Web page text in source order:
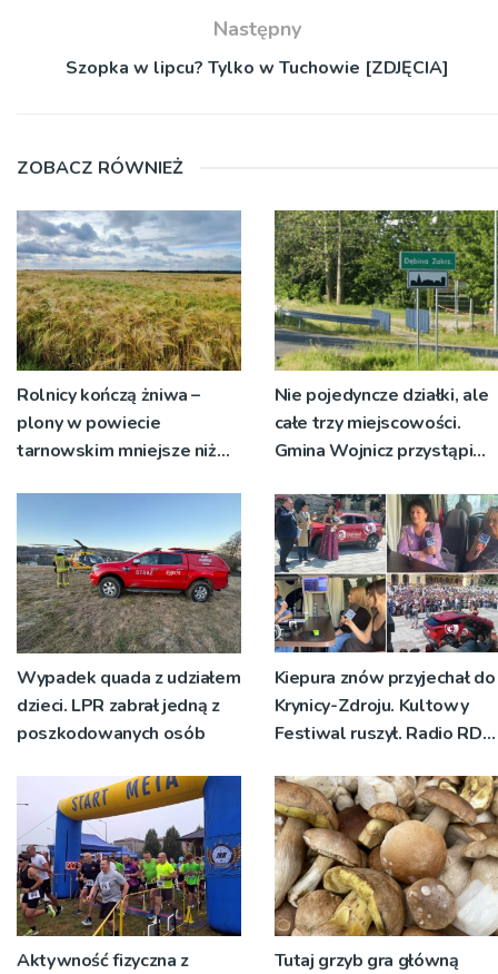
Następny
Szopka w lipcu? Tylko w Tuchowie [ZDJĘCIA]
ZOBACZ RÓWNIEŻ
Rolnicy kończą żniwa –
plony w powiecie
tarnowskim mniejsze niż
Nie pojedyncze działki, ale
całe trzy miejscowości.
Gmina Wojnicz przystąpi
planistycznych
Wypadek quada z udziałem
dzieci. LPR zabrał jedną z
poszkodowanych osób
Kiepura znów przyjechał do
Krynicy-Zdroju. Kultowy
Festiwal ruszył. Radio RDN
żywo [ZDJĘCIA]
Aktywność fizyczna z
Tutaj grzyb gra główną